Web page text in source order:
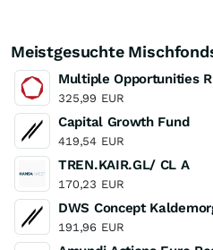
Meistgesuchte
Multiple Opportunities R
325,99 EUR
Capital Growth Fund
419,54 EUR
TREN.KAIR.GL/ CL A
170,23 EUR
DWS Concept
191,96 EUR